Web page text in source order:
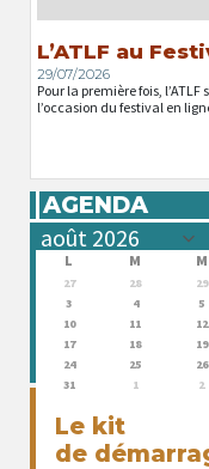
L’ATLF au
29/07/2026
Pour la première fois, l’ATLF
l’occasion du festival en
AGENDA
L M M
27 28 29
3
4 5
10
11 12
17
18 19
24
25 26
31
1 2
Le kit
de